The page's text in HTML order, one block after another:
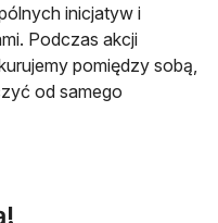
inicjatyw i
Podczas akcji
pomiędzy sobą,
od samego